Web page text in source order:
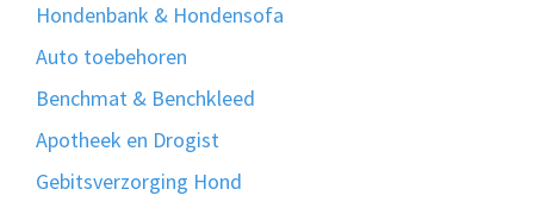
Hondenbank & Hondensofa
Auto toebehoren
Benchmat & Benchkleed
Apotheek en Drogist
Gebitsverzorging Hond